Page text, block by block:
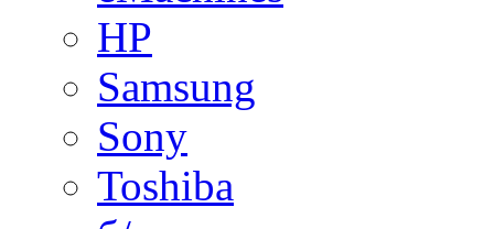
HP
Samsung
Sony
Toshiba